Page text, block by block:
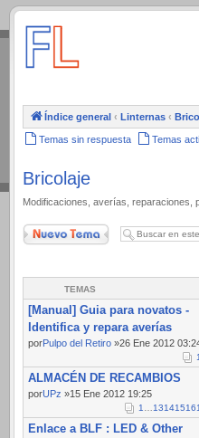
.
Índice general ‹ Linternas ‹
Temas sin respuesta Temas
Bricolaje
Modificaciones, averías, reparaciones,
Nuevo Tema
TEMAS
[Manual] Guia para novatos -
Identifica y repara averías
porPulpo del Retiro »26 Ene 2012
ALMACÉN DE RECAMBIOS
porUPz »15 Ene 2012 19:25
1…13141516
Enlace a BLF : LED & Other